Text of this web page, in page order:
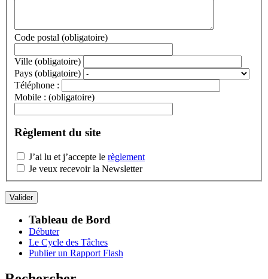
Code postal (obligatoire)
Ville (obligatoire)
Pays (obligatoire)
Téléphone :
Mobile : (obligatoire)
Règlement du site
J’ai lu et j’accepte le règlement
Je veux recevoir la Newsletter
Tableau de Bord
Débuter
Le Cycle des Tâches
Publier un Rapport Flash